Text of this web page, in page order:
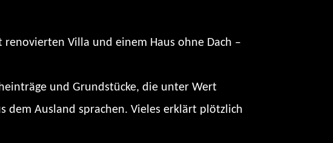
Villa und einem Haus ohne Dach –
und Grundstücke, die unter Wert
dem Ausland sprachen. Vieles erklärt plötzlich